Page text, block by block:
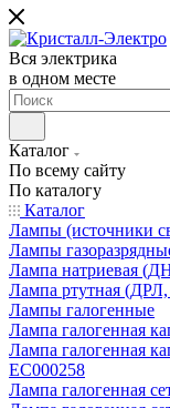
Вся электрика
в одном месте
Каталог
По всему сайту
По каталогу
Каталог
Лампы (источники
Лампы
Лампа натриевая
Лампа ртутная
Лампы галогенные
Лампа галогенная
Лампа галогенная
EC000258
Лампа галогенная